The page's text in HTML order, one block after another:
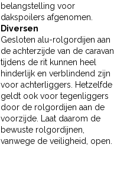
belangstelling voor
dakspoilers afgenomen.
Diversen
Gesloten alu-rolgordijen aan
de achterzijde van de caravan
tijdens de rit kunnen heel
hinderlijk en verblindend zijn
voor achterliggers. Hetzelfde
geldt ook voor tegenliggers
door de rolgordijen aan de
voorzijde. Laat daarom de
bewuste rolgordijnen,
vanwege de veiligheid, open.